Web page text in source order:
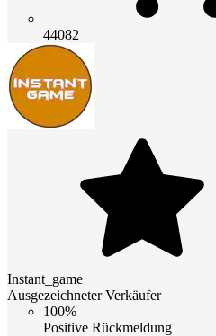
44082
Instant_game
Ausgezeichneter Verkäufer
100%
Positive Rückmeldung